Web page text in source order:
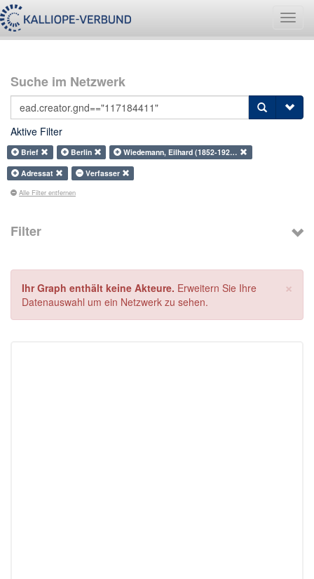
Suche im Netzwerk
Aktive Filter
Brief Berlin
Wiedemann, Eilhard (1852-192…
Adressat
Verfasser
Alle Filter entfernen
Filter
×
Ihr Graph enthält keine Akteure. Erweitern Sie Ihre
Datenauswahl um ein Netzwerk zu sehen.